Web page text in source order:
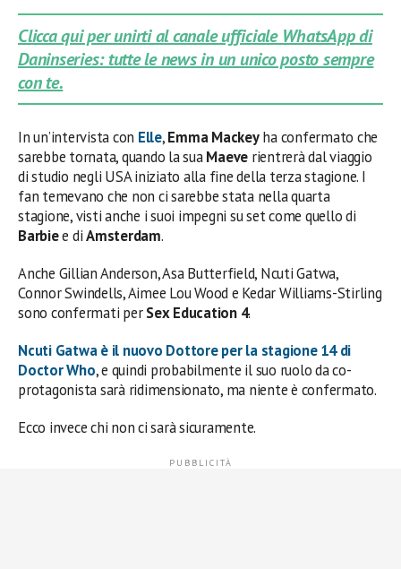
Clicca qui per unirti al canale ufficiale WhatsApp di
Daninseries: tutte le news in un unico posto sempre
con te.
In un’intervista con Elle,Emma Mackeyha confermato che
sarebbe tornata, quando la suaMaeve rientrerà dal viaggio
di studio negli USA iniziato alla fine della terza stagione. I
fan temevano che non ci sarebbe stata nella quarta
stagione, visti anche i suoi impegni su set come quello di
Barbiee diAmsterdam.
Anche Gillian Anderson, Asa Butterfield, Ncuti Gatwa,
Connor Swindells, Aimee Lou Wood e Kedar Williams-Stirling
sono confermati perSex Education 4.
Ncuti Gatwa è il nuovo Dottore per la stagione 14 di
Doctor Who, e quindi probabilmente il suo ruolo da co-
protagonista sarà ridimensionato, ma niente è confermato.
Ecco invece chi non ci sarà sicuramente.